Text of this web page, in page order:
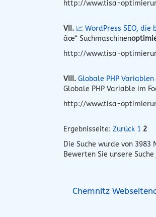
http://www.tisa-
VII. 📈 WordPress SEO, die
âœ“ Suchmaschinen
http://www.tisa-
VIII. Globale PHP Variablen
Globale PHP Variable im
http://www.tisa-
Ergebnisseite: Zurück 1 2
Die Suche wurde von 3983
Bewerten Sie unsere
Chemnitz